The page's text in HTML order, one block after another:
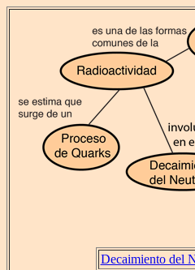
Decaimiento del